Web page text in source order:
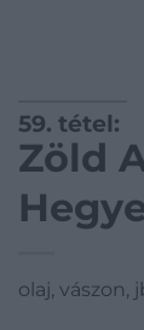
59. tétel:
Zöld
olaj, vászon,